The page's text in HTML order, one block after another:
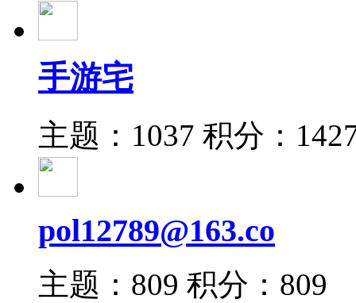
手游宅
主题：1037 积分：
pol12789@163.co
主题：809 积分：809